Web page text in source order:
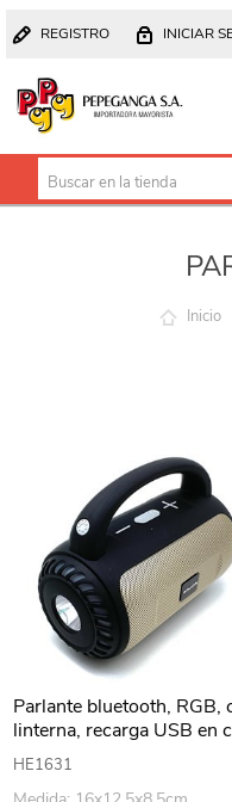
REGISTRO INICIAR
Inicio
Parlante bluetooth, RGB,
linterna, recarga USB en
varios colores
HE1631